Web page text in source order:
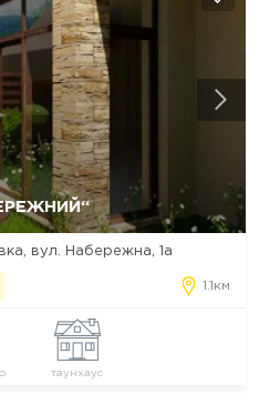
вул. Набережна, 1а
1.1км
таунхаус
видалити Відміна